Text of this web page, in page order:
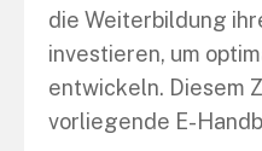
die Weiterbildung
investieren, um
entwickeln. Diesem
vorliegende E-